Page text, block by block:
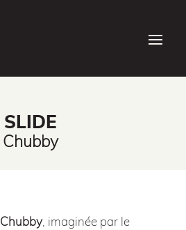
SLIDE
Chubby
Chubby, imaginée par le